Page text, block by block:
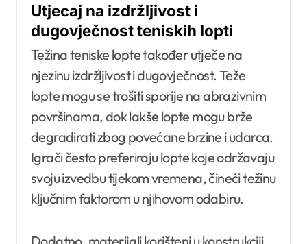
Utjecaj na izdržljivost i
dugovječnost teniskih lopti
Težina teniske lopte također utječe na
njezinu izdržljivost i dugovječnost. Teže
lopte mogu se trošiti sporije na abrazivnim
površinama, dok lakše lopte mogu brže
degradirati zbog povećane brzine i udarca.
Igrači često preferiraju lopte koje održavaju
svoju izvedbu tijekom vremena, čineći težinu
ključnim faktorom u njihovom odabiru.